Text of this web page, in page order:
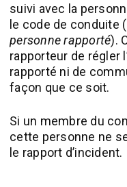
suivi avec la
le code de conduite
personne rapporté).
rapporteur de régler
rapporté ni de
façon que ce soit.
Si un membre du
cette personne ne
le rapport d’incident.